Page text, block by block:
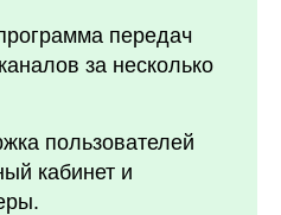
передач
за несколько
пользователей
кабинет и